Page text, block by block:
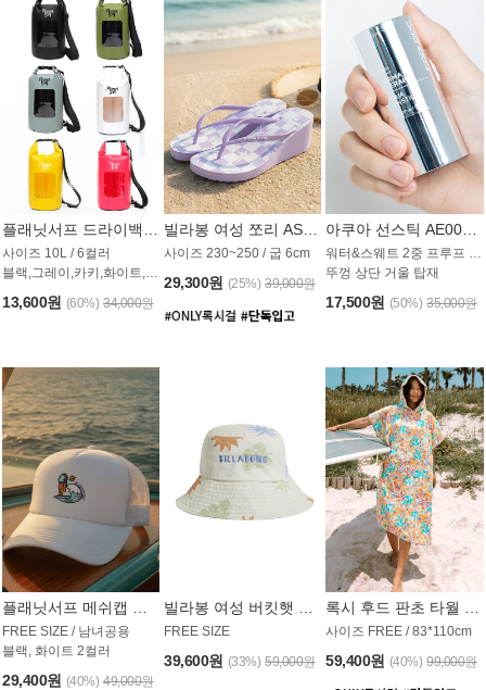
사이즈 10L / 6컬러
블랙,그레이,카키,화이트,옐로우,핑크
13,600원 (60%) 34,000원
사이즈 230~250 / 굽 6cm
29,300원 (25%) 39,000원
워터&스웨트 2중 프루프 / SPF 50+
뚜껑 상단 거울 탑재
17,500원 (50%) 35,000원
FREE SIZE / 남녀공용
블랙, 화이트 2컬러
29,400원 (40%) 49,000원
FREE SIZE
39,600원 (33%) 59,000원
사이즈 FREE / 83*110cm
59,400원 (40%) 99,000원